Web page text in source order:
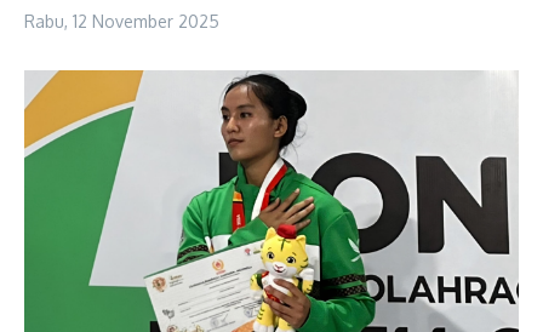
Rabu, 12 November 2025